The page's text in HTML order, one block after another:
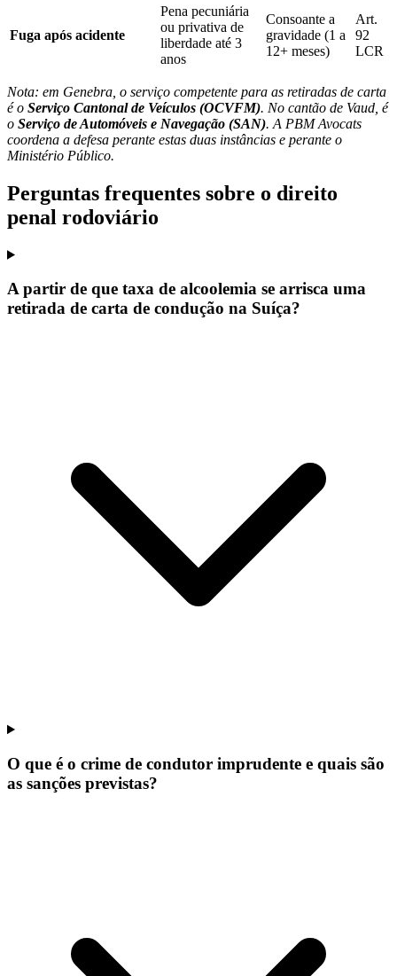
Fuga após acidente
Pena pecuniária
ou privativa de
liberdade até 3
anos
Consoante a
gravidade (1 a
12+ meses)
Art.
92
LCR
Nota: em Genebra, o serviço competente para as retiradas de carta
é o Serviço Cantonal de Veículos (OCVFM). No cantão de Vaud, é
o Serviço de Automóveis e Navegação (SAN). A PBM Avocats
coordena a defesa perante estas duas instâncias e perante o
Ministério Público.
Perguntas frequentes sobre o direito
penal rodoviário
A partir de que taxa de alcoolemia se arrisca uma
retirada de carta de condução na Suíça?
O que é o crime de condutor imprudente e quais são
as sanções previstas?